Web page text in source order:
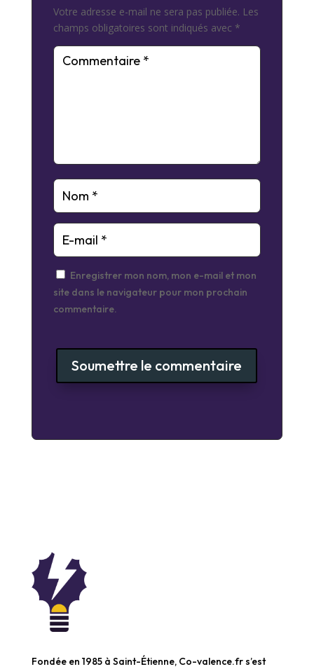
Votre adresse e-mail ne sera pas publiée. Les
champs obligatoires sont indiqués avec *
Enregistrer mon nom, mon e-mail et mon
site dans le navigateur pour mon prochain
commentaire.
Soumettre le commentaire
Fondée en 1985 à Saint-Étienne, Co-valence.fr s’est